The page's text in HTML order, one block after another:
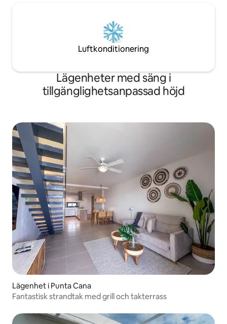
Luftkonditionering
Lägenheter med säng i
tillgänglighetsanpassad höjd
Lägenhet i Punta Cana
Fantastisk strandtak med grill och takterrass